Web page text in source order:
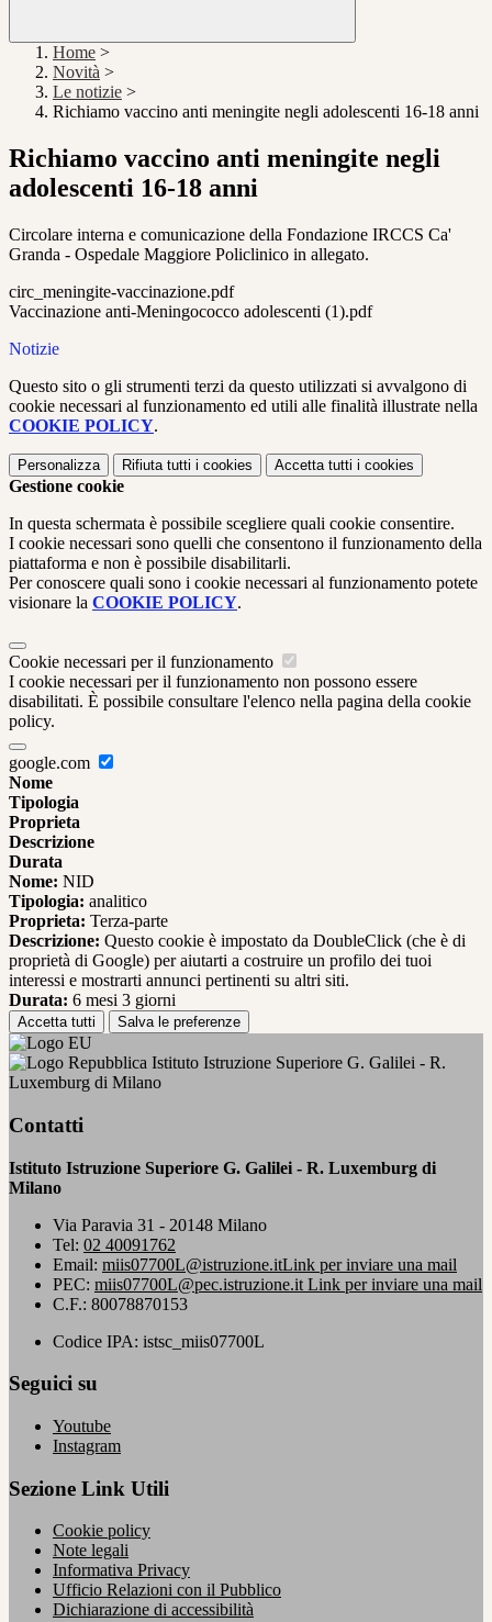
Home >
Novità >
Le notizie >
Richiamo vaccino anti meningite negli adolescenti 16-18 anni
Richiamo vaccino anti meningite negli
adolescenti 16-18 anni
Circolare interna e comunicazione della Fondazione IRCCS Ca'
Granda - Ospedale Maggiore Policlinico in allegato.
circ_meningite-vaccinazione.pdf
Vaccinazione anti-Meningococco adolescenti (1).pdf
Notizie
Questo sito o gli strumenti terzi da questo utilizzati si avvalgono di
cookie necessari al funzionamento ed utili alle finalità illustrate nella
COOKIE POLICY.
Personalizza Rifiuta tutti i cookies Accetta tutti i cookies
Gestione cookie
In questa schermata è possibile scegliere quali cookie consentire.
I cookie necessari sono quelli che consentono il funzionamento della
piattaforma e non è possibile disabilitarli.
Per conoscere quali sono i cookie necessari al funzionamento potete
visionare la COOKIE POLICY.
Cookie necessari per il funzionamento
I cookie necessari per il funzionamento non possono essere
disabilitati. È possibile consultare l'elenco nella pagina della cookie
policy.
google.com
Nome
Tipologia
Proprieta
Descrizione
Durata
Nome: NID
Tipologia: analitico
Proprieta: Terza-parte
Descrizione: Questo cookie è impostato da DoubleClick (che è di
proprietà di Google) per aiutarti a costruire un profilo dei tuoi
interessi e mostrarti annunci pertinenti su altri siti.
Durata: 6 mesi 3 giorni
Accetta tutti Salva le preferenze
Istituto Istruzione Superiore G. Galilei - R.
Luxemburg di Milano
Contatti
Istituto Istruzione Superiore G. Galilei - R. Luxemburg di
Milano
Via Paravia 31 - 20148 Milano
Tel: 02 40091762
Email: miis07700L@istruzione.itLink per inviare una mail
PEC: miis07700L@pec.istruzione.it Link per inviare una mail
C.F.: 80078870153
Codice IPA: istsc_miis07700L
Seguici su
Youtube
Instagram
Sezione Link Utili
Cookie policy
Note legali
Informativa Privacy
Ufficio Relazioni con il Pubblico
Dichiarazione di accessibilità